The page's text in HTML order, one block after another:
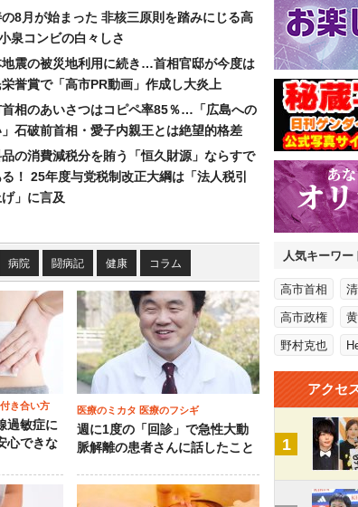
8月が始まった 非核三原則を踏みにじる高
泉コンビの白々しさ
震の被災地利用に続き…首相官邸が今度は
栄誉賞で「高市PR動画」作成し大炎上
相のあいさつはコピペ率85％…「広島への
石破前首相・愛子内親王とは絶望的格差
の消費減税分を賄う「恒久財源」ならすで
！ 25年度与党税制改正大綱は「法人税引
」に言及
病院 闘病記 健康 コラム
き合い方
過敏症に
心できな
医療のミカタ 医療のフシギ
週に1度の「回診」で急性大動
脈解離の患者さんに話したこと
人気キーワー
高市首相
高市政権
野村克也
アクセ
1